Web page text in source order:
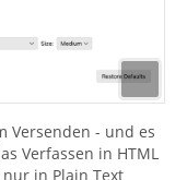
Versenden - und es
Verfassen in HTML
in Plain Text